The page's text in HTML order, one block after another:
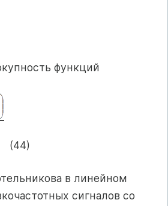
функций
(44)
в линейном
сигналов со